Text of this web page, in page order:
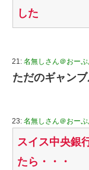
した
21: 名無しさん＠おーぷ
ただのギャン
23: 名無しさん＠おーぷ
スイス中央銀
たら・・・